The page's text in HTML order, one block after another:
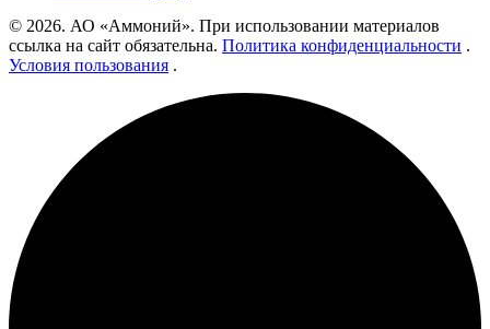
© 2026. АО «Аммоний». При использовании материалов
ссылка на сайт обязательна. Политика конфиденциальности .
Условия пользования .